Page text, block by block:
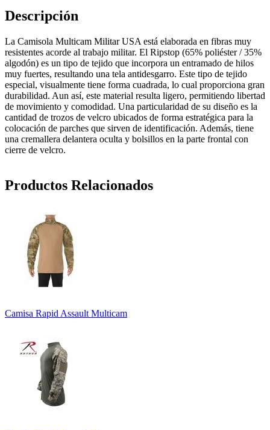
Descripción
La Camisola Multicam Militar USA está elaborada en fibras muy
resistentes acorde al trabajo militar. El Ripstop (65% poliéster / 35%
algodón) es un tipo de tejido que incorpora un entramado de hilos
muy fuertes, resultando una tela antidesgarro. Este tipo de tejido
especial, visualmente tiene forma cuadrada, lo cual proporciona gran
durabilidad. Aun así, este material resulta ligero, permitiendo libertad
de movimiento y comodidad. Una particularidad de su diseño es la
cantidad de trozos de velcro ubicados de forma estratégica para la
colocación de parches que sirven de identificación. Además, tiene
una cremallera delantera oculta y bolsillos en la parte frontal con
cierre de velcro.
Productos Relacionados
Camisa Rapid Assault Multicam